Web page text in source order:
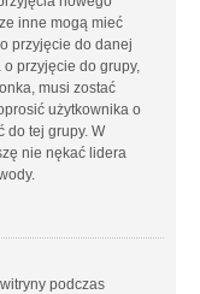
inne mogą mieć
przyjęcie do danej
przyjęcie do grupy,
musi zostać
użytkownika o
do tej grupy. W
nie nękać lidera
podczas